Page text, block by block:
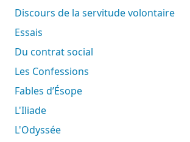
Discours de la servitude volontaire
Essais
Du contrat social
Les Confessions
Fables d’Ésope
L'Iliade
L'Odyssée